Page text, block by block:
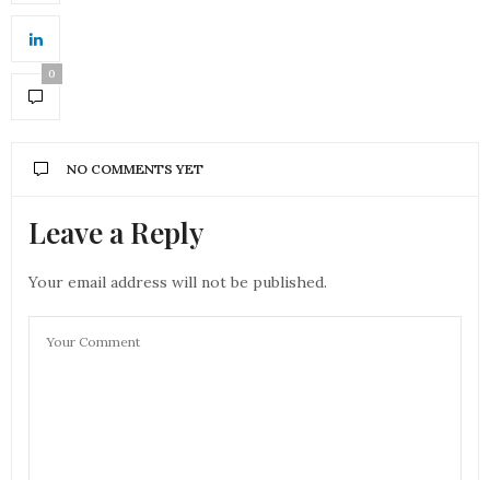
0
NO COMMENTS YET
Leave a Reply
Your email address will not be published.